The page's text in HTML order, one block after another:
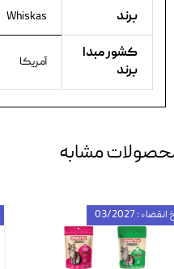
برند Whiskas
کشور مبدا
برند
آمریکا
مشابه
: 03/2027